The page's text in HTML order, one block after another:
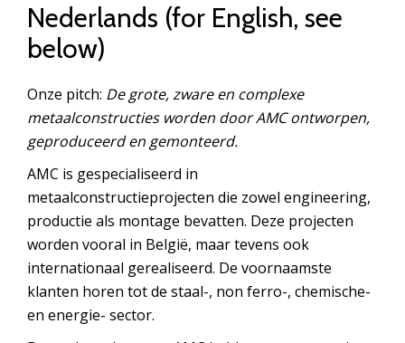
Nederlands (for English, see
below)
Onze pitch: De grote, zware en complexe
metaalconstructies worden door AMC ontworpen,
geproduceerd en gemonteerd.
AMC is gespecialiseerd in
metaalconstructieprojecten die zowel engineering,
productie als montage bevatten. Deze projecten
worden vooral in België, maar tevens ook
internationaal gerealiseerd. De voornaamste
klanten horen tot de staal-, non ferro-, chemische-
en energie- sector.